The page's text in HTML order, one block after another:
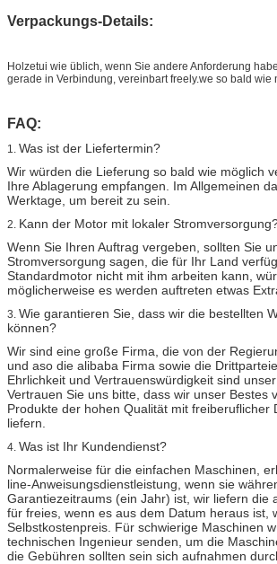
Verpackungs-Details:
Holzetui wie üblich, wenn Sie andere Anforderung
gerade in Verbindung, vereinbart freely.we so bald wie
FAQ:
1. Was ist der Liefertermin?
Wir würden die Lieferung so bald wie möglich
Ihre Ablagerung empfangen. Im Allgemeinen
Werktage, um bereit zu sein.
2. Kann der Motor mit lokaler
Wenn Sie Ihren Auftrag vergeben, sollten Sie
Stromversorgung sagen, die für Ihr Land
Standardmotor nicht mit ihm arbeiten kann,
möglicherweise es werden auftreten etwas
3. Wie garantieren Sie, dass wir die bestellten
können?
Wir sind eine große Firma, die von der
und aso die alibaba Firma sowie die
Ehrlichkeit und Vertrauenswürdigkeit sind
Vertrauen Sie uns bitte, dass wir unser Bestes
Produkte der hohen Qualität mit freiberuflicher
liefern.
4. Was ist Ihr Kundendienst?
Normalerweise für die einfachen Maschinen,
line-Anweisungsdienstleistung, wenn sie
Garantiezeitraums (ein Jahr) ist, wir liefern die
für freies, wenn es aus dem Datum heraus ist,
Selbstkostenpreis. Für schwierige Maschinen
technischen Ingenieur senden, um die
die Gebühren sollten sein sich aufnahmen